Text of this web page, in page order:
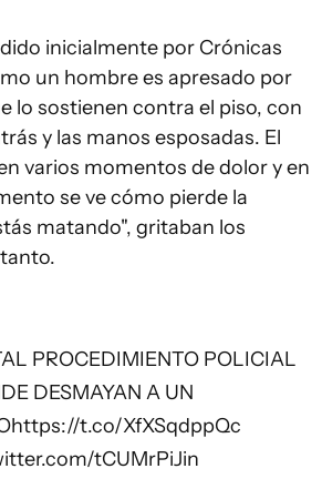
inicialmente por Crónicas
un hombre es apresado por
lo sostienen contra el piso, con
y las manos esposadas. El
varios momentos de dolor y en
se ve cómo pierde la
matando", gritaban los
PROCEDIMIENTO POLICIAL
DESMAYAN A UN
https://t.co/XfXSqdppQc
tCUMrPiJin